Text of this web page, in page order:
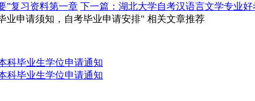
”复习资料第一章 下一篇：湖北大学自考汉语言文学专业
业申请须知，自考毕业申请安排" 相关文章推荐
科毕业生学位申请通知
科毕业生学位申请通知